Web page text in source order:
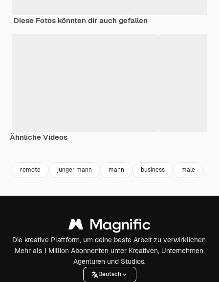
Diese Fotos könnten dir auch gefallen
Ähnliche Videos
remote junger mann mann business male
Die kreative Plattform, um deine beste Arbeit zu verwirklichen.
Mehr als 1 Million Abonnenten unter Kreativen, Unternehmen,
Agenturen und Studios.
Deutsch